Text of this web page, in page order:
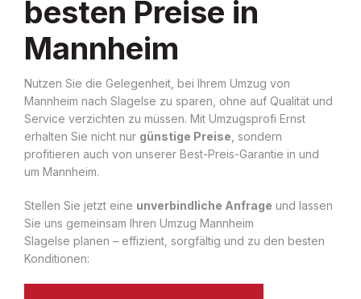
besten Preise in
Mannheim
Nutzen Sie die Gelegenheit, bei Ihrem Umzug von
Mannheim nach Slagelse zu sparen, ohne auf Qualität und
Service verzichten zu müssen. Mit Umzugsprofi Ernst
erhalten Sie nicht nur günstige Preise , sondern
profitieren auch von unserer Best-Preis-Garantie in und
um Mannheim.
Stellen Sie jetzt eine unverbindliche Anfrage und lassen
Sie uns gemeinsam Ihren Umzug Mannheim
Slagelse planen – effizient, sorgfältig und zu den besten
Konditionen: